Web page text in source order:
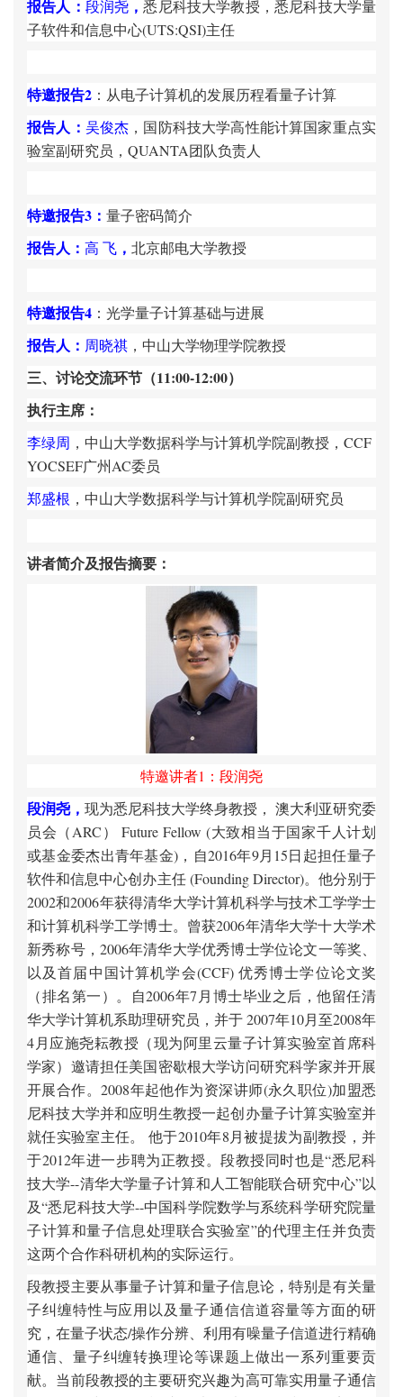
报告人： 段润尧 ，悉尼科技大学教授，悉尼科技大学量
子软件和信息中心(UTS:QSI)主任
特邀报告2 ：从电子计算机的发展历程看量子计算
报告人： 吴俊杰 ，国防科技大学高性能计算国家重点实
验室副研究员， QUANTA团队负责人
特邀报告3 ： 量子密码简介
报告人： 高 飞 ， 北京邮电大学教授
特邀报告4 ：光学量子计算基础与进展
报告人： 周晓祺 ，中山大学物理学院教授
三、讨论交流环节（11:00-12:00）
执行主席：
李绿周 ，中山大学数据科学与计算机学院副教授 ， CCF
YOCSEF广州AC委员
郑盛根 ，中山大学数据科学与计算机学院副研究员
讲者简介及报告摘要：
特邀讲者1： 段润尧
段润尧， 现为悉尼科技大学终身教授， 澳大利亚研究委
员会（ARC） Future Fellow (大致相当于国家千人计划
或基金委杰出青年基金)，自2016年9月15日起担任量子
软件和信息中心创办主任 (Founding Director)。他分别于
2002和2006年获得清华大学计算机科学与技术工学学士
和计算机科学工学博士。曾获2006年清华大学十大学术
新秀称号，2006年清华大学优秀博士学位论文一等奖、
以及首届中国计算机学会(CCF) 优秀博士学位论文奖
（排名第一）。自2006年7月博士毕业之后，他留任清
华大学计算机系助理研究员 ，并于 2007年10月至2008年
4月应施尧耘教授（现为阿里云量子计算实验室首席科
学家）邀请担任美国密歇根大学访问研究科学家并开展
开展合作。2008年起他作为资深讲师(永久职位)加盟悉
尼科技大学并和应明生教授一起创办量子计算实验室并
就任实验室主任。 他于2010年8月被提拔为副教授，并
于2012年进一步聘为正教授。段教授同时也是“悉尼科
技大学--清华大学量子计算和人工智能联合研究中心”以
及“悉尼科技大学--中国科学院数学与系统科学研究院量
子计算和量子信息处理联合实验室”的代理主任并负责
这两个合作科研机构的实际运行。
段教授主要从事量子计算和量子信息论，特别是有关量
子纠缠特性与应用以及量子通信信道容量等方面的研
究，在量子状态/操作分辨、利用有噪量子信道进行精确
通信、量子纠缠转换理论等课题上做出一系列重要贡
献。当前段教授的主要研究兴趣为高可靠实用量子通信